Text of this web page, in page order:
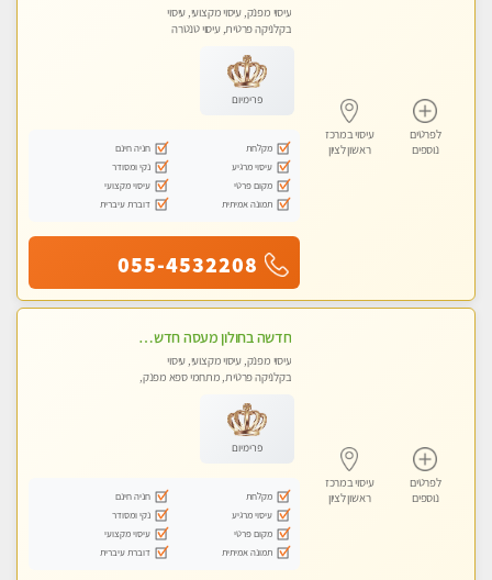
לפרטים
נוספים
עיסוי במרכז
ראשון לציון
עיסוי מפנק, עיסוי מקצועי, עיסוי
בקלניקה פרטית, עיסוי טנטרה
פרימיום
מקלחת
חניה חינם
עיסוי מרגיע
נקי ומסודר
מקום פרטי
עיסוי מקצועי
תמונה אמיתית
דוברת עיברית
055-4532208
לפרטים
נוספים
עיסוי במרכז
ראשון לציון
חדשה בחולון מעסה חדשה בחולון איכותית למאסז מקצועי ומפנק לכל שרירי הגוף עיסוי מכל הלב
עיסוי מפנק, עיסוי מקצועי, עיסוי
בקלניקה פרטית, מתחמי ספא מפנק,
פרימיום
מקלחת
חניה חינם
עיסוי מרגיע
נקי ומסודר
מקום פרטי
עיסוי מקצועי
תמונה אמיתית
דוברת עיברית